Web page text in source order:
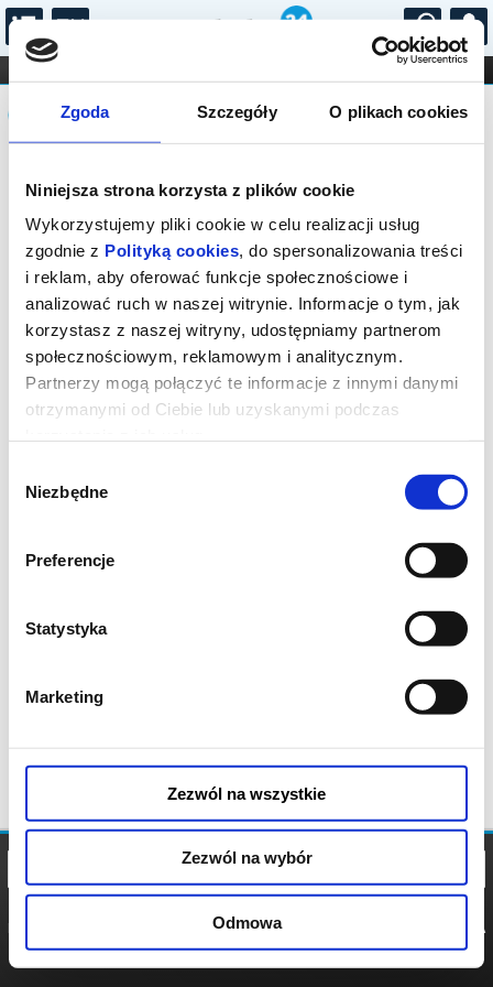
Zgoda Szczegóły O plikach cookies
Niniejsza strona korzysta z plików cookie
Wykorzystujemy pliki cookie w celu realizacji usług
zgodnie z Polityką cookies, do spersonalizowania treści
i reklam, aby oferować funkcje społecznościowe i
analizować ruch w naszej witrynie. Informacje o tym, jak
korzystasz z naszej witryny, udostępniamy partnerom
społecznościowym, reklamowym i analitycznym.
Partnerzy mogą połączyć te informacje z innymi danymi
otrzymanymi od Ciebie lub uzyskanymi podczas
zgody
Niezbędne
Preferencje
Statystyka
Marketing
Zezwól na wszystkie
Zezwól na wybór
Odmowa
...
FILHARMONIA OPERA I BALET
STAND-UP
DLA DZIECI
Komunikat
Sprzedaż biletów on-line na wydarzenie
została zakończona.
POLITYKA
POLITYKA